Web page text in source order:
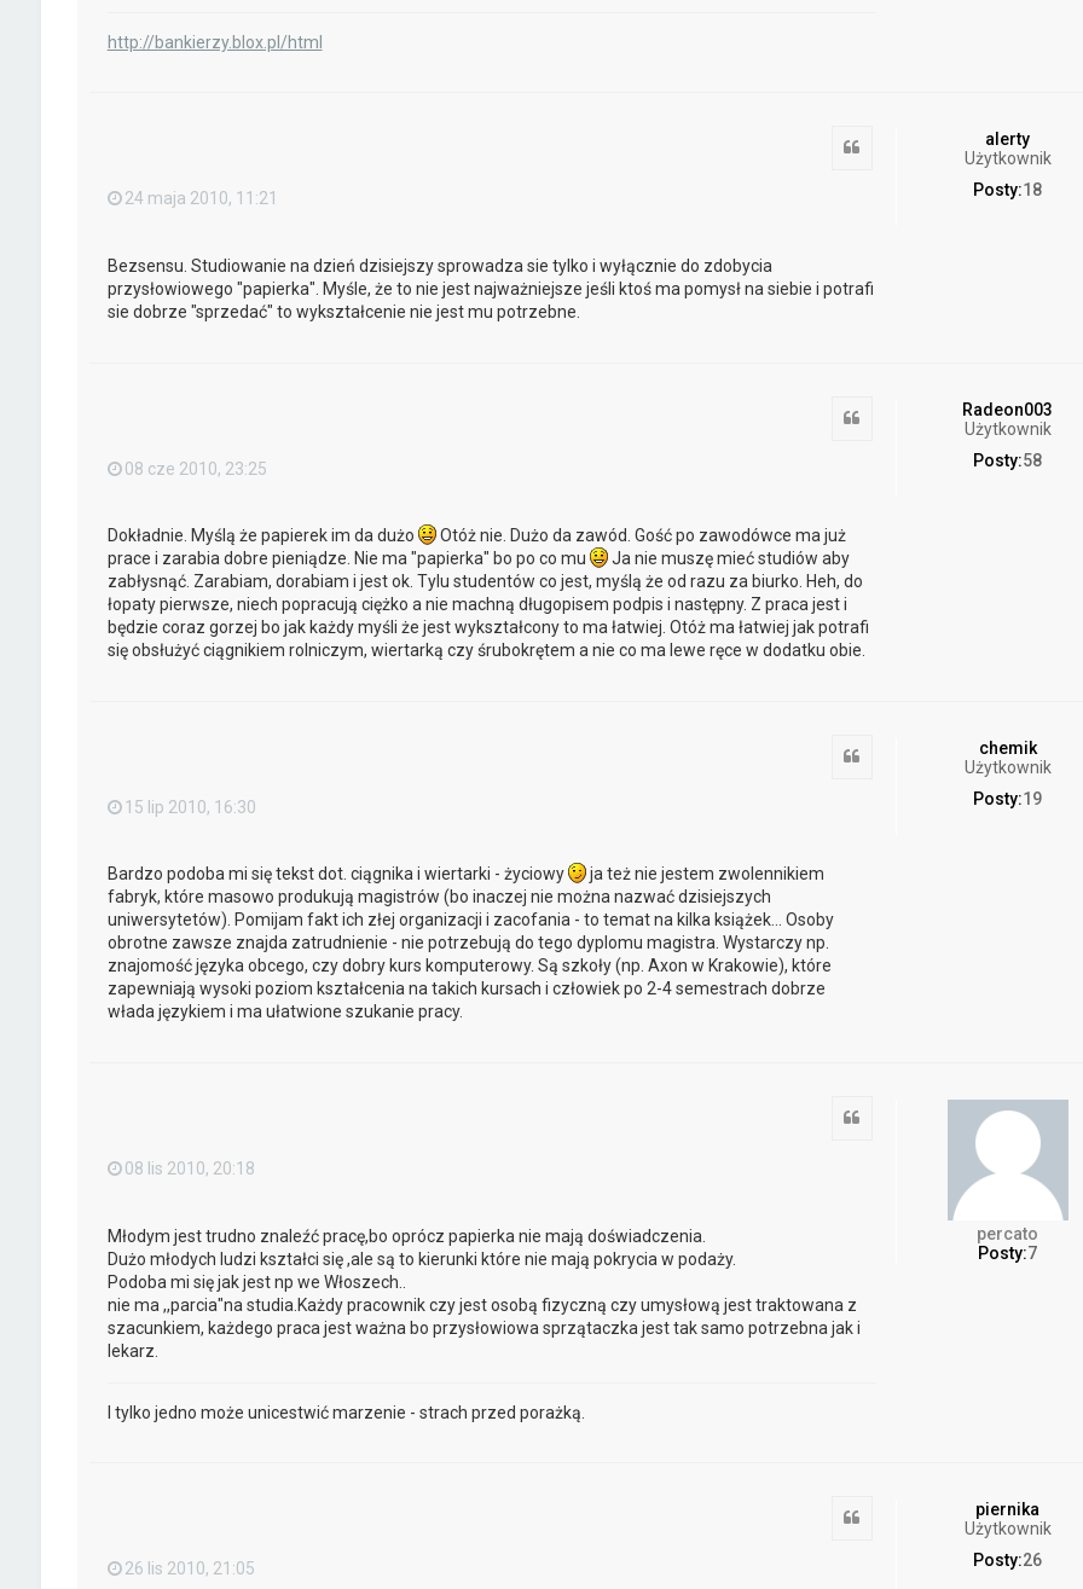
http://bankierzy.blox.pl/html
alerty
Użytkownik
Posty:18
24 maja 2010, 11:21
Bezsensu. Studiowanie na dzień dzisiejszy sprowadza sie tylko i wyłącznie do zdobycia
przysłowiowego "papierka". Myśle, że to nie jest najważniejsze jeśli ktoś ma pomysł na siebie i potrafi
sie dobrze "sprzedać" to wykształcenie nie jest mu potrzebne.
Radeon003
Użytkownik
Posty:58
08 cze 2010, 23:25
Dokładnie. Myślą że papierek im da dużo
Otóż nie. Dużo da zawód. Gość po zawodówce ma już
prace i zarabia dobre pieniądze. Nie ma "papierka" bo po co mu
Ja nie muszę mieć studiów aby
zabłysnąć. Zarabiam, dorabiam i jest ok. Tylu studentów co jest, myślą że od razu za biurko. Heh, do
łopaty pierwsze, niech popracują ciężko a nie machną długopisem podpis i następny. Z praca jest i
będzie coraz gorzej bo jak każdy myśli że jest wykształcony to ma łatwiej. Otóż ma łatwiej jak potrafi
się obsłużyć ciągnikiem rolniczym, wiertarką czy śrubokrętem a nie co ma lewe ręce w dodatku obie.
chemik
Użytkownik
Posty:19
15 lip 2010, 16:30
Bardzo podoba mi się tekst dot. ciągnika i wiertarki - życiowy
ja też nie jestem zwolennikiem
fabryk, które masowo produkują magistrów (bo inaczej nie można nazwać dzisiejszych
uniwersytetów). Pomijam fakt ich złej organizacji i zacofania - to temat na kilka książek... Osoby
obrotne zawsze znajda zatrudnienie - nie potrzebują do tego dyplomu magistra. Wystarczy np.
znajomość języka obcego, czy dobry kurs komputerowy. Są szkoły (np. Axon w Krakowie), które
zapewniają wysoki poziom kształcenia na takich kursach i człowiek po 2-4 semestrach dobrze
włada językiem i ma ułatwione szukanie pracy.
percato
Posty:7
08 lis 2010, 20:18
Młodym jest trudno znaleźć pracę,bo oprócz papierka nie mają doświadczenia.
Dużo młodych ludzi kształci się ,ale są to kierunki które nie mają pokrycia w podaży.
Podoba mi się jak jest np we Włoszech..
nie ma ,,parcia"na studia.Każdy pracownik czy jest osobą fizyczną czy umysłową jest traktowana z
szacunkiem, każdego praca jest ważna bo przysłowiowa sprzątaczka jest tak samo potrzebna jak i
lekarz.
I tylko jedno może unicestwić marzenie - strach przed porażką.
piernika
Użytkownik
Posty:26
26 lis 2010, 21:05